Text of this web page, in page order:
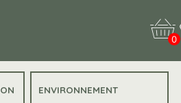
0
ENVIRONNEMENT